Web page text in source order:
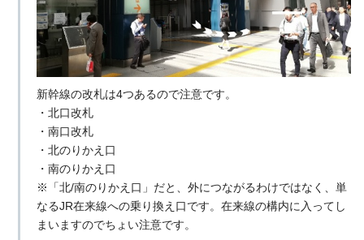
新幹線の改札は4つあるので注意です。
・北口改札
・南口改札
・北のりかえ口
・南のりかえ口
※「北/南のりかえ口」だと、外につながるわけではなく、単
なるJR在来線への乗り換え口です。在来線の構内に入ってし
まいますのでちょい注意です。